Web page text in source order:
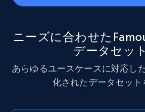
Sephora products
ニーズに合わせた
データセット
あらゆるユースケースに対応し
化されたデータセット